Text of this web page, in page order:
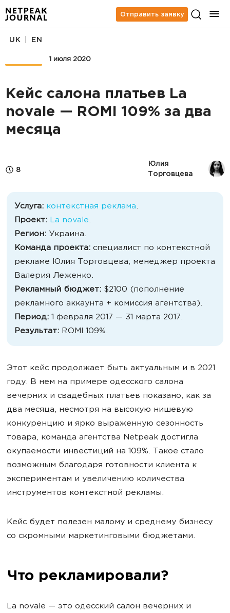
Отправить заявку
1 июля 2020
UK EN
Кейс салона платьев La
novale — ROMI 109% за два
месяца
8
Юлия
Торговцева
Услуга: контекстная реклама.
Проект: La novale.
Регион: Украина.
Команда проекта: специалист по контекстной
рекламе Юлия Торговцева; менеджер проекта
Валерия Леженко.
Рекламный бюджет: $2100 (пополнение
рекламного аккаунта + комиссия агентства).
Период: 1 февраля 2017 — 31 марта 2017.
Результат: ROMI 109%.
Этот кейс продолжает быть актуальным и в 2021
году. В нем на примере одесского салона
вечерних и свадебных платьев показано, как за
два месяца, несмотря на высокую нишевую
конкуренцию и ярко выраженную сезонность
товара, команда агентства Netpeak достигла
окупаемости инвестиций на 109%. Такое стало
возможным благодаря готовности клиента к
экспериментам и увеличению количества
инструментов контекстной рекламы.
Кейс будет полезен малому и среднему бизнесу
со скромными маркетинговыми бюджетами.
Что рекламировали?
La novale — это одесский салон вечерних и